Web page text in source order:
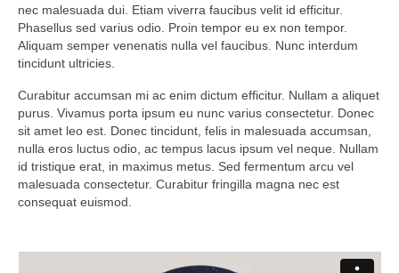
nec malesuada dui. Etiam viverra faucibus velit id efficitur.
Phasellus sed varius odio. Proin tempor eu ex non tempor.
Aliquam semper venenatis nulla vel faucibus. Nunc interdum
tincidunt ultricies.
Curabitur accumsan mi ac enim dictum efficitur. Nullam a aliquet
purus. Vivamus porta ipsum eu nunc varius consectetur. Donec
sit amet leo est. Donec tincidunt, felis in malesuada accumsan,
nulla eros luctus odio, ac tempus lacus ipsum vel neque. Nullam
id tristique erat, in maximus metus. Sed fermentum arcu vel
malesuada consectetur. Curabitur fringilla magna nec est
consequat euismod.